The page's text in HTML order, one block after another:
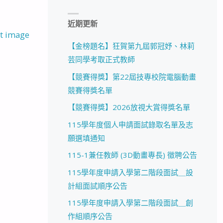
image
近期更新
【金榜題名】狂賀第九屆郭冠妤、林莉
芸同學考取正式教師
【競賽得獎】第22屆技專校院電腦動畫
競賽得獎名單
【競賽得獎】2026放視大賞得獎名單
115學年度個人申請面試錄取名單及志
願選填通知
115-1兼任教師 (3D動畫專長) 徵聘公告
115學年度申請入學第二階段面試＿設
計組面試順序公告
115學年度申請入學第二階段面試＿創
作組順序公告